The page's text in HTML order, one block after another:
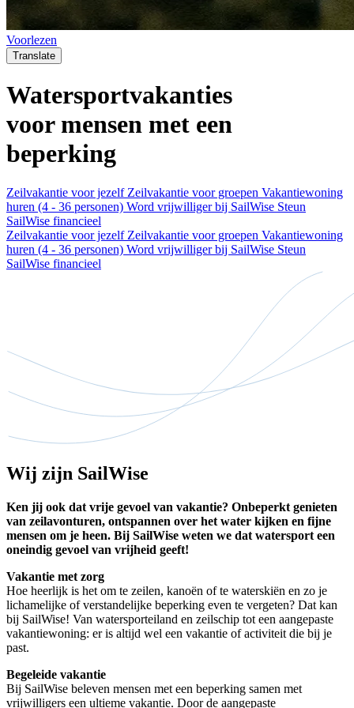
Voorlezen
Translate
Watersportvakanties
voor mensen met een
beperking
Zeilvakantie voor jezelf Zeilvakantie voor groepen Vakantiewoning
huren (4 - 36 personen) Word vrijwilliger bij SailWise Steun
SailWise financieel
Zeilvakantie voor jezelf Zeilvakantie voor groepen Vakantiewoning
huren (4 - 36 personen) Word vrijwilliger bij SailWise Steun
SailWise financieel
Wij zijn SailWise
Ken jij ook dat vrije gevoel van vakantie? Onbeperkt genieten
van zeilavonturen, ontspannen over het water kijken en fijne
mensen om je heen. Bij SailWise weten we dat watersport een
oneindig gevoel van vrijheid geeft!
Vakantie met zorg
Hoe heerlijk is het om te zeilen, kanoën of te waterskiën en zo je
lichamelijke of verstandelijke beperking even te vergeten? Dat kan
bij SailWise! Van watersporteiland en zeilschip tot een aangepaste
vakantiewoning: er is altijd wel een vakantie of activiteit die bij je
past.
Begeleide vakantie
Bij SailWise beleven mensen met een beperking samen met
vrijwilligers een ultieme vakantie. Door de aangepaste